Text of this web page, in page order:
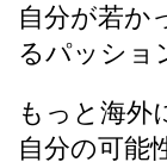
自分が若か
るパッショ
もっと海外
自分の可能